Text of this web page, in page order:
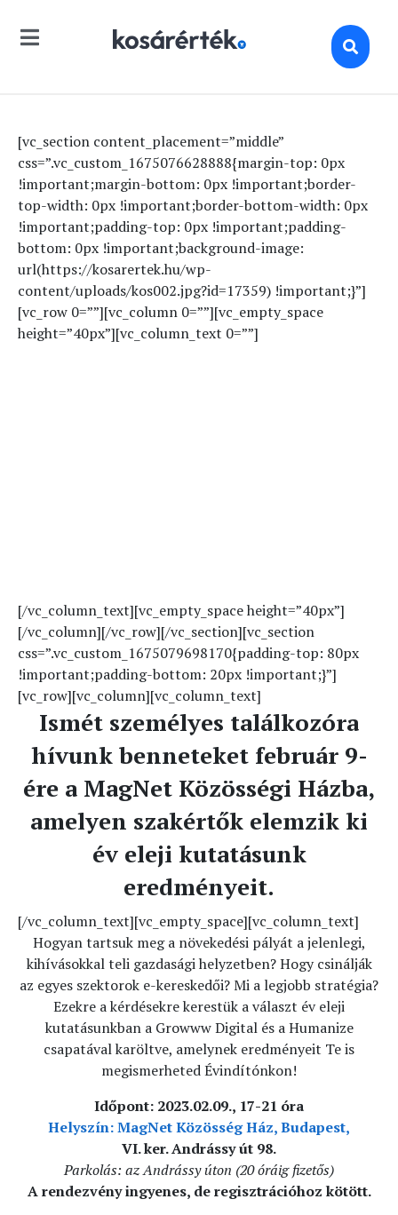
[vc_section content_placement=”middle”
css=”.vc_custom_1675076628888{margin-top: 0px
!important;margin-bottom: 0px !important;border-
top-width: 0px !important;border-bottom-width: 0px
!important;padding-top: 0px !important;padding-
bottom: 0px !important;background-image:
url(https://kosarertek.hu/wp-
content/uploads/kos002.jpg?id=17359) !important;}”]
[vc_row 0=””][vc_column 0=””][vc_empty_space
height=”40px”][vc_column_text 0=””]
[/vc_column_text][vc_empty_space height=”40px”]
[/vc_column][/vc_row][/vc_section][vc_section
css=”.vc_custom_1675079698170{padding-top: 80px
!important;padding-bottom: 20px !important;}”]
[vc_row][vc_column][vc_column_text]
Ismét személyes találkozóra
hívunk benneteket február 9-
ére a MagNet Közösségi Házba,
amelyen szakértők elemzik ki
év eleji kutatásunk
eredményeit.
[/vc_column_text][vc_empty_space][vc_column_text]
Hogyan tartsuk meg a növekedési pályát a jelenlegi,
kihívásokkal teli gazdasági helyzetben? Hogy csinálják
az egyes szektorok e-kereskedői? Mi a legjobb stratégia?
Ezekre a kérdésekre kerestük a választ év eleji
kutatásunkban a Growww Digital és a Humanize
csapatával karöltve, amelynek eredményeit Te is
megismerheted Évindítónkon!
Időpont: 2023.02.09., 17-21 óra
Helyszín: MagNet Közösség Ház, Budapest,
VI. ker. Andrássy út 98.
Parkolás: az Andrássy úton (20 óráig fizetős)
A rendezvény ingyenes, de regisztrációhoz kötött.